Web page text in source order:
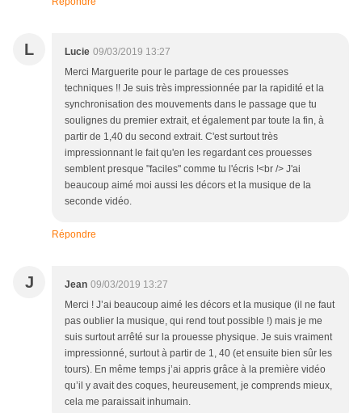
L Lucie 09/03/2019 13:27
Merci Marguerite pour le partage de ces prouesses
techniques !! Je suis très impressionnée par la rapidité et la
synchronisation des mouvements dans le passage que tu
soulignes du premier extrait, et également par toute la fin, à
partir de 1,40 du second extrait. C'est surtout très
impressionnant le fait qu'en les regardant ces prouesses
semblent presque "faciles" comme tu l'écris !<br /> J'ai
beaucoup aimé moi aussi les décors et la musique de la
seconde vidéo.
Répondre
J Jean 09/03/2019 13:27
Merci ! J’ai beaucoup aimé les décors et la musique (il ne faut
pas oublier la musique, qui rend tout possible !) mais je me
suis surtout arrêté sur la prouesse physique. Je suis vraiment
impressionné, surtout à partir de 1, 40 (et ensuite bien sûr les
tours). En même temps j’ai appris grâce à la première vidéo
qu’il y avait des coques, heureusement, je comprends mieux,
cela me paraissait inhumain.